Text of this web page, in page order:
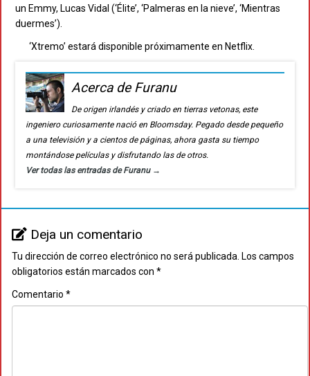
un Emmy, Lucas Vidal (‘Élite’, ‘Palmeras en la nieve’, ‘Mientras
duermes’).
‘Xtremo’ estará disponible próximamente en Netflix.
Acerca de Furanu
De origen irlandés y criado en tierras vetonas, este
ingeniero curiosamente nació en Bloomsday. Pegado desde pequeño
a una televisión y a cientos de páginas, ahora gasta su tiempo
montándose películas y disfrutando las de otros.
Ver todas las entradas de Furanu →
Deja un comentario
Tu dirección de correo electrónico no será publicada. Los campos
obligatorios están marcados con *
Comentario *